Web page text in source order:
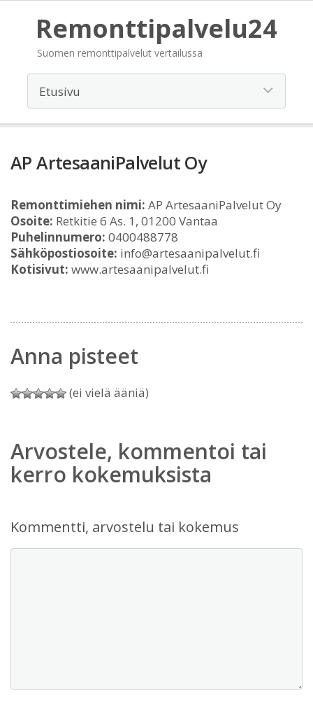
Remonttipalvelu24
Suomen remonttipalvelut vertailussa
AP ArtesaaniPalvelut Oy
Remonttimiehen nimi: AP ArtesaaniPalvelut Oy
Osoite: Retkitie 6 As. 1, 01200 Vantaa
Puhelinnumero: 0400488778
Sähköpostiosoite: info@artesaanipalvelut.fi
Kotisivut: www.artesaanipalvelut.fi
Anna pisteet
(ei vielä ääniä)
Arvostele, kommentoi tai
kerro kokemuksista
Kommentti, arvostelu tai kokemus